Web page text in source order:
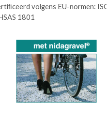
volgens EU-normen:
1801